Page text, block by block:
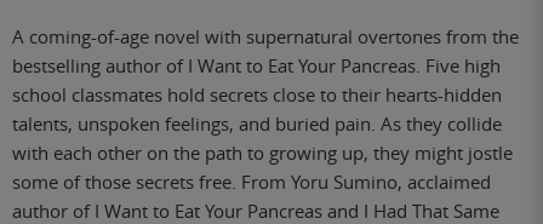
A coming-of-age novel with supernatural overtones from the
bestselling author of I Want to Eat Your Pancreas. Five high
school classmates hold secrets close to their hearts-hidden
talents, unspoken feelings, and buried pain. As they collide
with each other on the path to growing up, they might jostle
some of those secrets free. From Yoru Sumino, acclaimed
author of I Want to Eat Your Pancreas and I Had That Same